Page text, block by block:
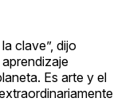
clave”, dijo
Es arte y el